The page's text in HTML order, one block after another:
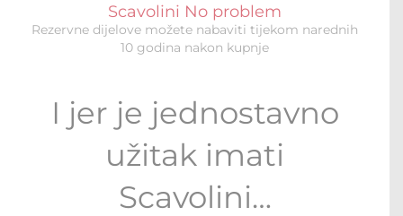
Scavolini No problem
Rezervne dijelove možete nabaviti tijekom narednih
10 godina nakon kupnje
I jer je jednostavno
užitak imati
Scavolini…